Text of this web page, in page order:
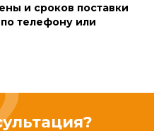
и сроков поставки
телефону или